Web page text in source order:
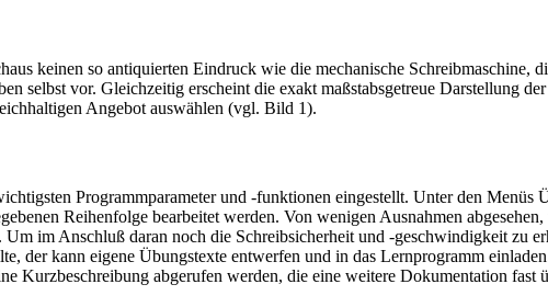
keinen so antiquierten Eindruck wie die mechanische
selbst vor. Gleichzeitig erscheint die exakt maßstabsgetreue Darstellung
Angebot auswählen (vgl. Bild 1).
Programmparameter und -funktionen eingestellt. Unter den
Reihenfolge bearbeitet werden. Von wenigen Ausnahmen
Um im Anschluß daran noch die Schreibsicherheit und -geschwindigkeit
der kann eigene Übungstexte entwerfen und in das Lernprogramm
Kurzbeschreibung abgerufen werden, die eine weitere Dokumentation